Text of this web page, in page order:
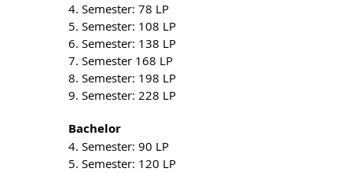
4. Semester: 78 LP
5. Semester: 108 LP
6. Semester: 138 LP
7. Semester 168 LP
8. Semester: 198 LP
9. Semester: 228 LP
Bachelor
4. Semester: 90 LP
5. Semester: 120 LP